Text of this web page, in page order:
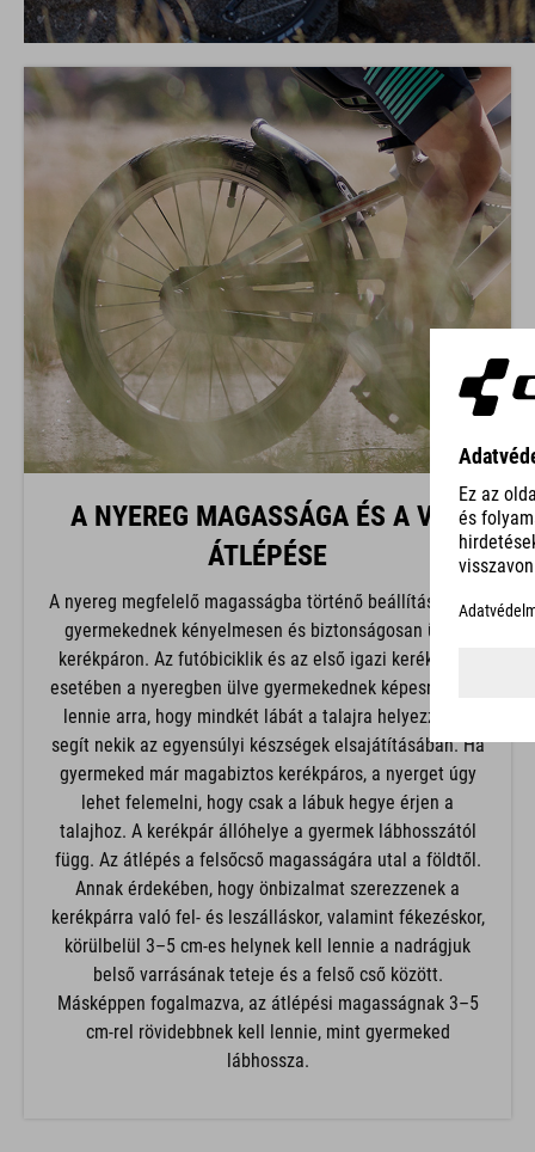
A NYEREG MAGASSÁGA ÉS A VÁZ
ÁTLÉPÉSE
A nyereg megfelelő magasságba történő beállítása segít
gyermekednek kényelmesen és biztonságosan ülni a
kerékpáron. Az futóbiciklik és az első igazi kerékpárok
esetében a nyeregben ülve gyermekednek képesnek kell
lennie arra, hogy mindkét lábát a talajra helyezze. Ez
segít nekik az egyensúlyi készségek elsajátításában. Ha
gyermeked már magabiztos kerékpáros, a nyerget úgy
lehet felemelni, hogy csak a lábuk hegye érjen a
talajhoz. A kerékpár állóhelye a gyermek lábhosszától
függ. Az átlépés a felsőcső magasságára utal a földtől.
Annak érdekében, hogy önbizalmat szerezzenek a
kerékpárra való fel- és leszálláskor, valamint fékezéskor,
körülbelül 3–5 cm-es helynek kell lennie a nadrágjuk
belső varrásának teteje és a felső cső között.
Másképpen fogalmazva, az átlépési magasságnak 3–5
cm-rel rövidebbnek kell lennie, mint gyermeked
lábhossza.